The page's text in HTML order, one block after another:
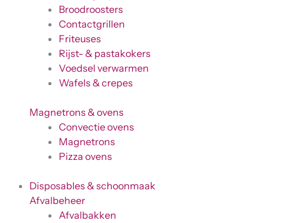
Broodroosters
Contactgrillen
Friteuses
Rijst- & pastakokers
Voedsel verwarmen
Wafels & crepes
Magnetrons & ovens
Convectie ovens
Magnetrons
Pizza ovens
Disposables & schoonmaak
Afvalbeheer
Afvalbakken